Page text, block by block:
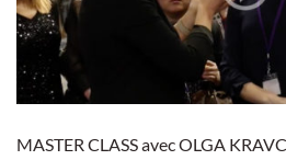
MASTER CLASSavecOLGA